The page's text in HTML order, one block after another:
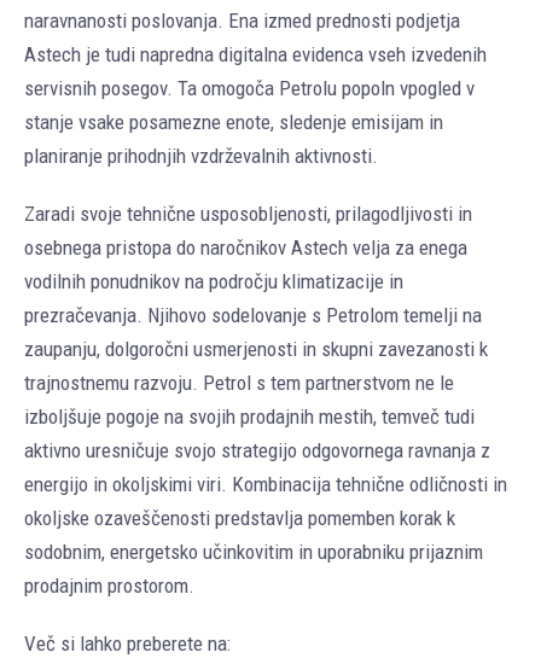
naravnanosti poslovanja. Ena izmed prednosti podjetja
Astech je tudi napredna digitalna evidenca vseh izvedenih
servisnih posegov. Ta omogoča Petrolu popoln vpogled v
stanje vsake posamezne enote, sledenje emisijam in
planiranje prihodnjih vzdrževalnih aktivnosti.
Zaradi svoje tehnične usposobljenosti, prilagodljivosti in
osebnega pristopa do naročnikov Astech velja za enega
vodilnih ponudnikov na področju klimatizacije in
prezračevanja. Njihovo sodelovanje s Petrolom temelji na
zaupanju, dolgoročni usmerjenosti in skupni zavezanosti k
trajnostnemu razvoju. Petrol s tem partnerstvom ne le
izboljšuje pogoje na svojih prodajnih mestih, temveč tudi
aktivno uresničuje svojo strategijo odgovornega ravnanja z
energijo in okoljskimi viri. Kombinacija tehnične odličnosti in
okoljske ozaveščenosti predstavlja pomemben korak k
sodobnim, energetsko učinkovitim in uporabniku prijaznim
prodajnim prostorom.
Več si lahko preberete na: